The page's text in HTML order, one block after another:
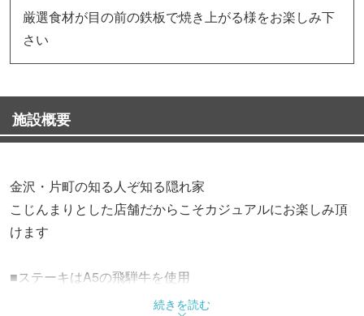
厳選食材が目の前の鉄板で焼き上がる様をお楽しみ下
さい
施設概要
金沢・片町の知る人ぞ知る隠れ家
こじんまりとした店舗だからこそカジュアルにお楽しみ頂
けます
■ステーキはA5の飛騨牛を使用
当店でご提供するステーキは、全て岐阜から直接取り寄せ
続きを読む